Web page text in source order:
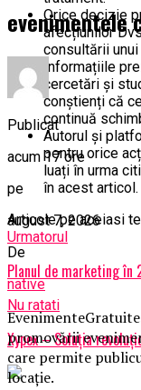
Orice decizie
afecțiunilor
consultării
Informațiile
cercetări și
conștienți că
continuă
Autorul și
pentru orice
luați în urma
în acest articol.
Articole pe aceiasi
Urmatorul
Planul de marketing în
Nu ratati
Xypex – Soluția
evenimentele
Publicat
acum 17 ore
pe
august 7, 2026
De
native
promovării
care permite
locație.